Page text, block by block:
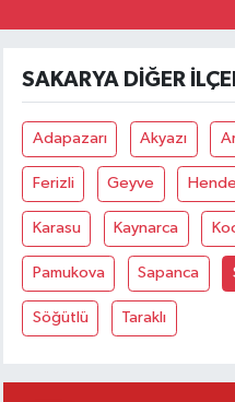
SAKARYA DIĞER
Adapazarı Akyazı
Ferizli Geyve
Karasu Kaynarca
Pamukova Sapanca
Söğütlü Taraklı